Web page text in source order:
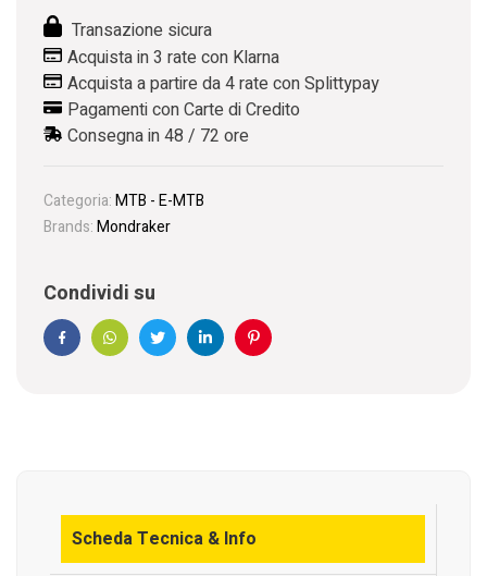
Transazione sicura
Acquista in 3 rate con Klarna
Acquista a partire da 4 rate con Splittypay
Pagamenti con Carte di Credito
Consegna in 48 / 72 ore
Categoria:MTB - E-MTB
Brands:Mondraker
Condividi su
FacebookWhatsAppTwitterLinkedinPinterest
Scheda Tecnica & Info